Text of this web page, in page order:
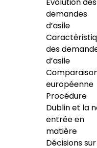
demandes
d’asile
des
d’asile
européenne
Procédure
Dublin et la
entrée en
matière
Décisions